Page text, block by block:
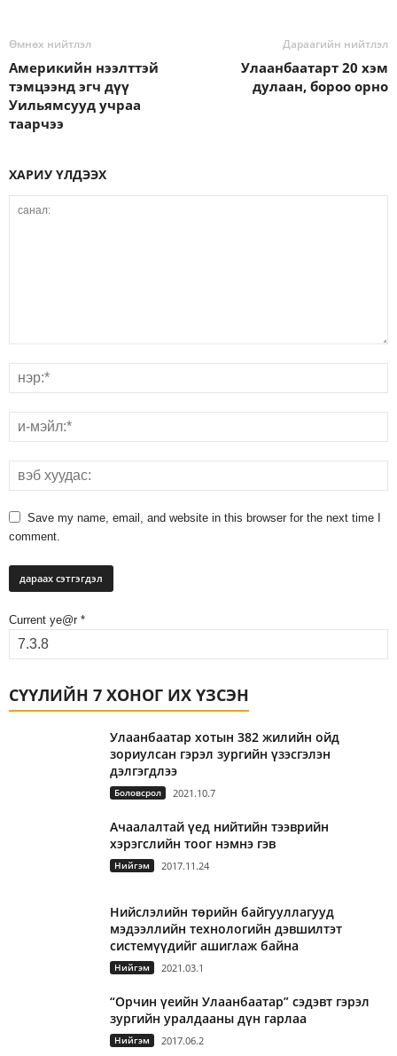
Өмнөх нийтлэл
Америкийн нээлттэй
тэмцээнд эгч дүү
Уильямсууд учраа
таарчээ
Дараагийн нийтлэл
Улаанбаатарт 20 хэм
дулаан, бороо орно
ХАРИУ ҮЛДЭЭХ
Save my name, email, and website in this browser for the next time I
comment.
Current ye@r *
СҮҮЛИЙН 7 ХОНОГ ИХ ҮЗСЭН
Улаанбаатар хотын 382 жилийн ойд
зориулсан гэрэл зургийн үзэсгэлэн
дэлгэгдлээ
Боловсрол 2021.10.7
Ачаалалтай үед нийтийн тээврийн
хэрэгслийн тоог нэмнэ гэв
Нийгэм 2017.11.24
Нийслэлийн төрийн байгууллагууд
мэдээллийн технологийн дэвшилтэт
системүүдийг ашиглаж байна
Нийгэм 2021.03.1
“Орчин үеийн Улаанбаатар” сэдэвт гэрэл
зургийн уралдааны дүн гарлаа
Нийгэм 2017.06.2